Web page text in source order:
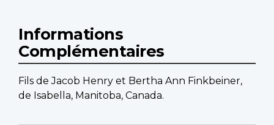
Informations
Complémentaires
Fils de Jacob Henry et Bertha Ann Finkbeiner,
de Isabella, Manitoba, Canada.